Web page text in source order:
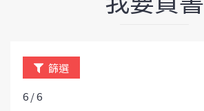
篩選
6 / 6